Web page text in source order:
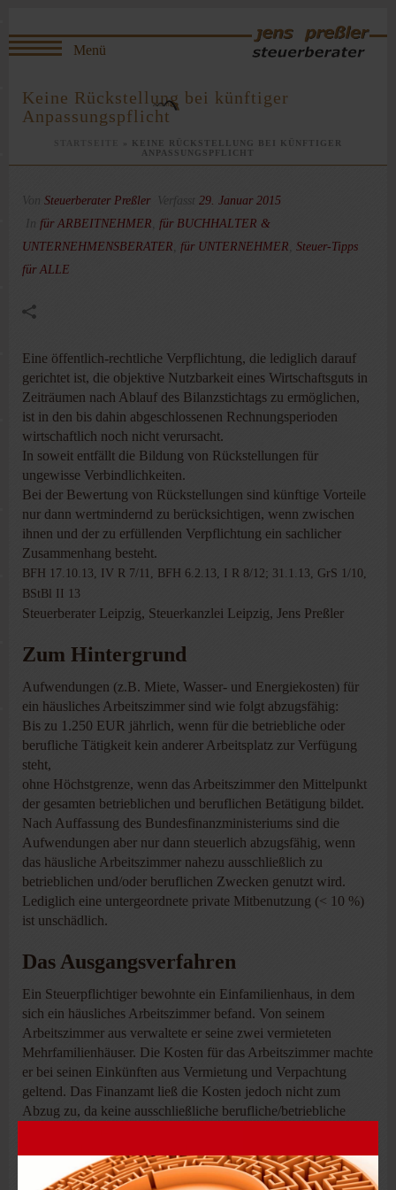
Keine Rückstellung bei künftiger
Anpassungspflicht
» KEINE RÜCKSTELLUNG BEI KÜNFTIGER
ANPASSUNGSPFLICHT
Von Steuerberater Preßler Verfasst 29. Januar 2015
In für ARBEITNEHMER
für BUCHHALTER &
UNTERNEHMENSBERATER
für UNTERNEHMER Steuer-Tipps
für ALLE
Eine öffentlich-rechtliche Verpflichtung, die lediglich darauf
gerichtet ist, die objektive Nutzbarkeit eines Wirtschaftsguts in
Zeiträumen nach Ablauf des Bilanzstichtags zu ermöglichen,
ist in den bis dahin abgeschlossenen Rechnungsperioden
wirtschaftlich noch nicht verursacht.
In soweit entfällt die Bildung von Rückstellungen für
ungewisse Verbindlichkeiten.
Bei der Bewertung von Rückstellungen sind künftige Vorteile
nur dann wertmindernd zu berücksichtigen, wenn zwischen
ihnen und der zu erfüllenden Verpflichtung ein sachlicher
Zusammenhang besteht.
BFH 17.10.13, IV R 7/11, BFH 6.2.13, I R 8/12; 31.1.13, GrS 1/10,
BStBl II 13
Steuerberater Leipzig, Steuerkanzlei Leipzig, Jens Preßler
Zum Hintergrund
Aufwendungen (z.B. Miete, Wasser- und Energiekosten) für
ein häusliches Arbeitszimmer sind wie folgt abzugsfähig:
Bis zu 1.250 EUR jährlich, wenn für die betriebliche oder
berufliche Tätigkeit kein anderer Arbeitsplatz zur Verfügung
steht,
ohne Höchstgrenze, wenn das Arbeitszimmer den Mittelpunkt
der gesamten betrieblichen und beruflichen Betätigung bildet.
Nach Auffassung des Bundesfinanzministeriums sind die
Aufwendungen aber nur dann steuerlich abzugsfähig, wenn
das häusliche Arbeitszimmer nahezu ausschließlich zu
betrieblichen und/oder beruflichen Zwecken genutzt wird.
Lediglich eine untergeordnete private Mitbenutzung (< 10 %)
ist unschädlich.
Das Ausgangsverfahren
Ein Steuerpflichtiger bewohnte ein Einfamilienhaus, in dem
sich ein häusliches Arbeitszimmer befand. Von seinem
Arbeitszimmer aus verwaltete er seine zwei vermieteten
Mehrfamilienhäuser. Die Kosten für das Arbeitszimmer machte
er bei seinen Einkünften aus Vermietung und Verpachtung
geltend. Das Finanzamt ließ die Kosten jedoch nicht zum
Abzug zu, da keine ausschließliche berufliche/betriebliche
nutzte der Steuerpflichtige das Arbeitszimmer nachweislich zu